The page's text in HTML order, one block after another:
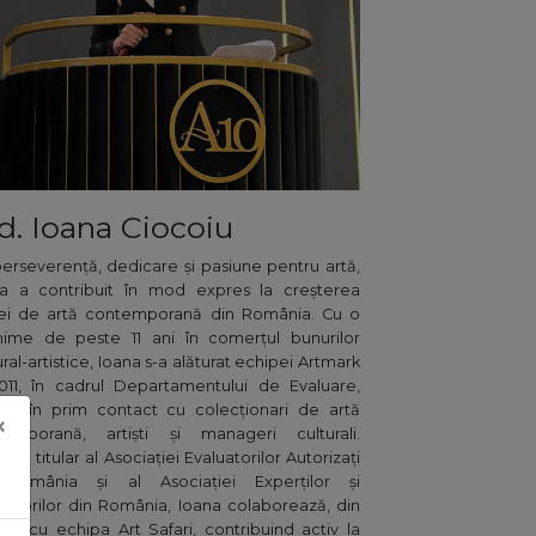
Ioana Ciocoiu
dedicare și pasiune pentru artă,
a contribuit în mod expres la creșterea
de artă contemporană din România. Cu o
de peste 11 ani în comerțul bunurilor
artistice, Ioana s-a alăturat echipei Artmark
în cadrul Departamentului de Evaluare,
în prim contact cu colecționari de artă
artiști și manageri culturali.
titular al Asociației Evaluatorilor Autorizați
și al Asociației Experților și
din România, Ioana colaborează, din
și cu echipa Art Safari, contribuind activ la